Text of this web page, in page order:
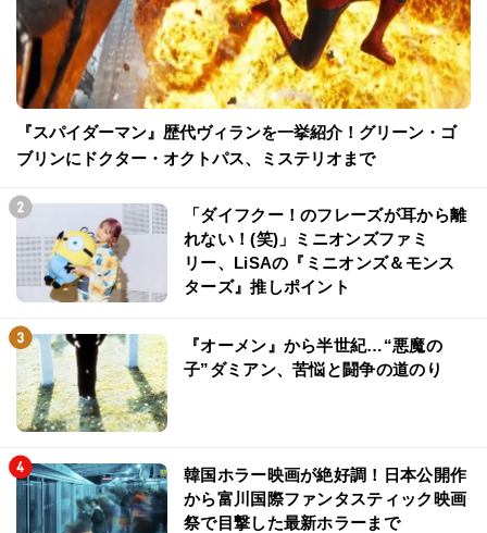
『スパイダーマン』歴代ヴィランを一挙紹介！グリーン・ゴ
ブリンにドクター・オクトパス、ミステリオまで
「ダイフクー！のフレーズが耳から離
れない！(笑)」ミニオンズファミ
リー、LiSAの『ミニオンズ＆モンス
ターズ』推しポイント
『オーメン』から半世紀…“悪魔の
子”ダミアン、苦悩と闘争の道のり
韓国ホラー映画が絶好調！日本公開作
から富川国際ファンタスティック映画
祭で目撃した最新ホラーまで